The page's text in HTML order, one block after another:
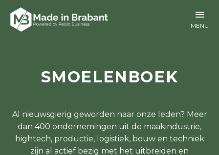
SMOELENBOEK
Al nieuwsgierig geworden naar onze leden? Meer
dan 400 ondernemingen uit de maakindustrie,
hightech, productie, logistiek, bouw en techniek
zijn al actief bezig met het uitbreiden en